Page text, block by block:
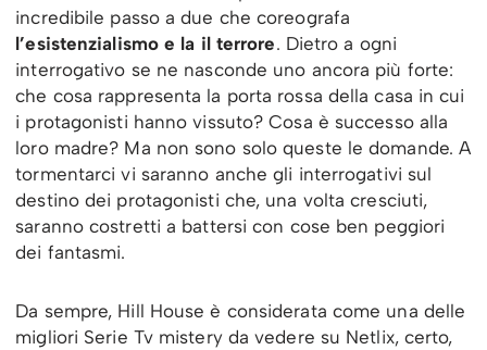
incredibile passo a due che coreografa
l’esistenzialismo e la il terrore. Dietro a ogni
interrogativo se ne nasconde uno ancora più forte:
che cosa rappresenta la porta rossa della casa in cui
i protagonisti hanno vissuto? Cosa è successo alla
loro madre? Ma non sono solo queste le domande. A
tormentarci vi saranno anche gli interrogativi sul
destino dei protagonisti che, una volta cresciuti,
saranno costretti a battersi con cose ben peggiori
dei fantasmi.
Da sempre, Hill House è considerata come una delle
migliori Serie Tv mistery da vedere su Netlix, certo,